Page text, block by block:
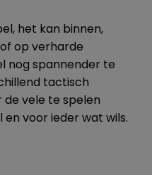
het kan binnen,
op verharde
nog spannender te
tactisch
vele te spelen
en voor ieder wat wils.